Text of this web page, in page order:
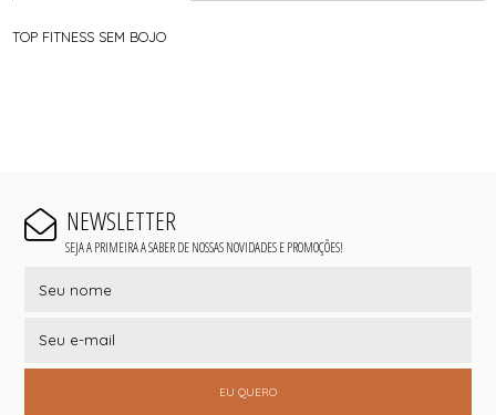
TOP FITNESS SEM BOJO
NEWSLETTER
SEJA A PRIMEIRA A SABER DE NOSSAS NOVIDADES E PROMOÇÕES!
EU QUERO